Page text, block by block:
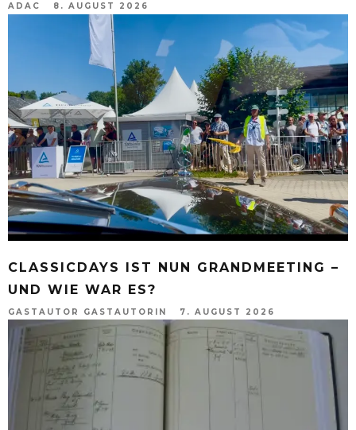
ADAC 8. AUGUST 2026
CLASSICDAYS IST NUN GRANDMEETING –
UND WIE WAR ES?
GASTAUTOR GASTAUTORIN 7. AUGUST 2026